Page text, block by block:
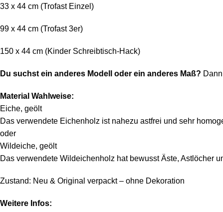
33 x 44 cm (Trofast Einzel)
99 x 44 cm (Trofast 3er)
150 x 44 cm (Kinder Schreibtisch-Hack)
Du suchst ein anderes Modell oder ein anderes Maß?
Material Wahlweise:
Eiche, geölt
Das verwendete Eichenholz ist nahezu astfrei und sehr
oder
Wildeiche, geölt
Das verwendete Wildeichenholz hat bewusst Äste, Astlöcher
Zustand: Neu & Original verpackt – ohne Dekoration
Weitere Infos: